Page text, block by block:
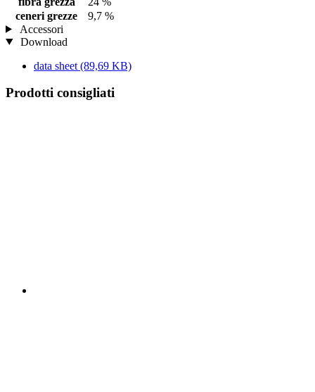
ceneri grezze
9,7 %
Accessori
Download
data sheet (89,69 KB)
Prodotti consigliati